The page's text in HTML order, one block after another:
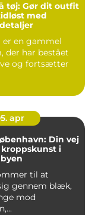
tøj: Gør dit outfit
med
en gammel
der har bestået
og fortsætter
apr
Din vej
i
til at
gennem blæk,
mod